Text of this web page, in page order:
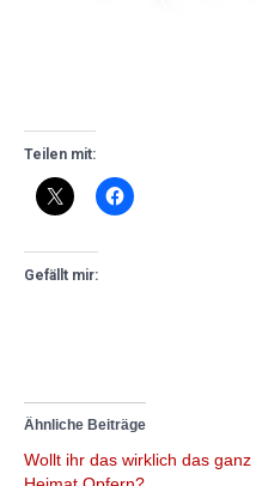
Teilen mit:
Gefällt mir:
Ähnliche Beiträge
Wollt ihr das wirklich das